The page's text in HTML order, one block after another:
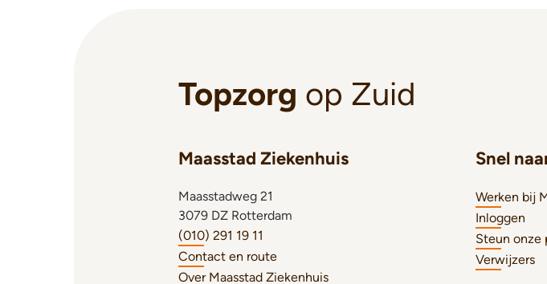
Topzorg op Zuid
Maasstad Ziekenhuis
Maasstadweg 21
3079 DZ Rotterdam
(010) 291 19 11
Contact en route
Over Maasstad Ziekenhuis
Snel
Werken bij
Inloggen
Steun onze
Verwijzers